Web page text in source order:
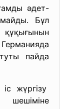
әдет-
Бұл
Германияда
пайда
жүргізу